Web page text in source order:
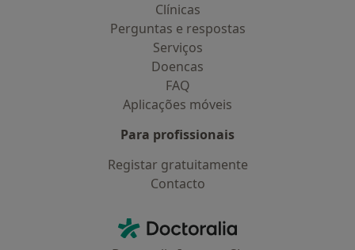
Clínicas
Perguntas e respostas
Serviços
Doencas
FAQ
Aplicações móveis
Para profissionais
Registar gratuitamente
Contacto
Doctoralia - Homepage